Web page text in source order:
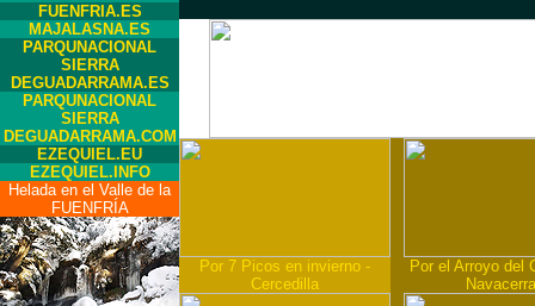
FUENFRIA.ES
MAJALASNA.ES
PARQUNACIONAL
SIERRA
DEGUADARRAMA.ES
PARQUNACIONAL
SIERRA
DEGUADARRAMA.COM
EZEQUIEL.EU
EZEQUIEL.INFO
Helada en el Valle de la
FUENFRÍA
Por 7 Picos en invierno -
Cercedilla
Por el Arroyo del